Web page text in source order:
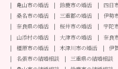
亀山市の婚活
鈴鹿市の婚活 四日
桑名市の婚活
三重郡の婚活 伊勢
奈良県の婚活
桜井市の婚活 宇陀
山添村の婚活
大津市の婚活 奈良
橿原市の婚活
木津川市の婚活
伊
名張市の結婚相談
三重県の結婚相談